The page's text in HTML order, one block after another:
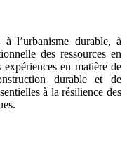
l’urbanisme durable, à
des ressources en
en matière de
durable et de
à la résilience des